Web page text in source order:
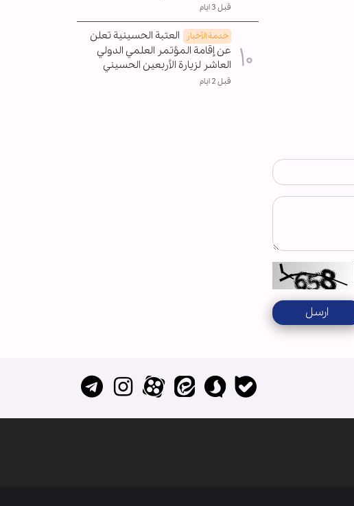
ارسل
قبل 3 ايام
خدمة الأخبار
العتبة الحسينية تعلن
عن إقامة المؤتمر العلمي الدولي
العاشر لزيارة الأربعين الحسيني
قبل 2 ايام